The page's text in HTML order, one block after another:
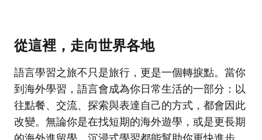
從這裡，走向世界各地
語言學習之旅不只是旅行，更是一個轉捩點。當你
到海外學習，語言會成為你日常生活的一部分：以
往點餐、交流、探索與表達自己的方式，都會因此
改變。無論你是在找短期的海外遊學，或是更長期